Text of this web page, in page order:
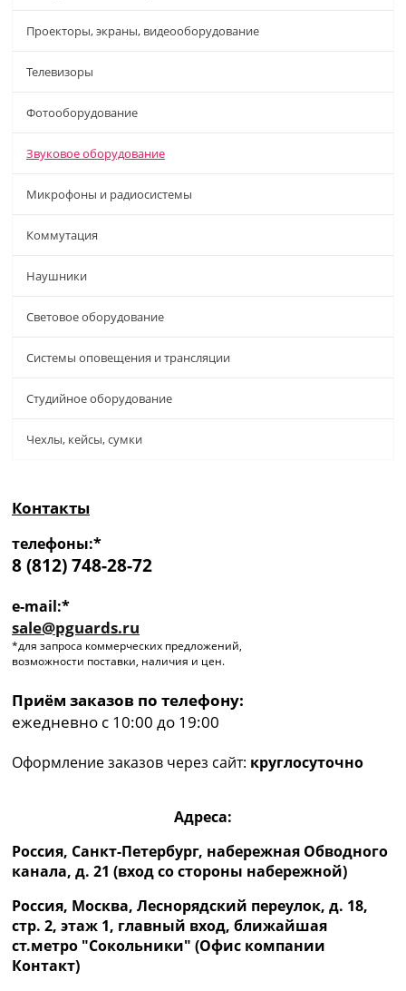
Проекторы, экраны, видеооборудование
Телевизоры
Фотооборудование
Звуковое оборудование
Микрофоны и радиосистемы
Коммутация
Наушники
Световое оборудование
Системы оповещения и трансляции
Студийное оборудование
Чехлы, кейсы, сумки
Контакты
телефоны:*
8 (812) 748-28-72
e-mail:*
sale@pguards.ru
*для запроса коммерческих предложений,
возможности поставки, наличия и цен.
Приём заказов по телефону:
ежедневно с 10:00 до 19:00
Оформление заказов через сайт: круглосуточно
Адреса:
Россия, Санкт-Петербург, набережная Обводного
канала, д. 21 (вход со стороны набережной)
Россия, Москва, Леснорядский переулок, д. 18,
стр. 2, этаж 1, главный вход, ближайшая
ст.метро "Сокольники" (Офис компании
Контакт)